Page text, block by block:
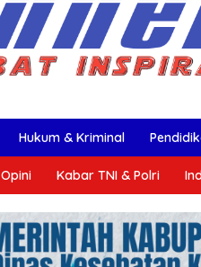
Hukum & Kriminal
Opini Kabar TNI & Polri